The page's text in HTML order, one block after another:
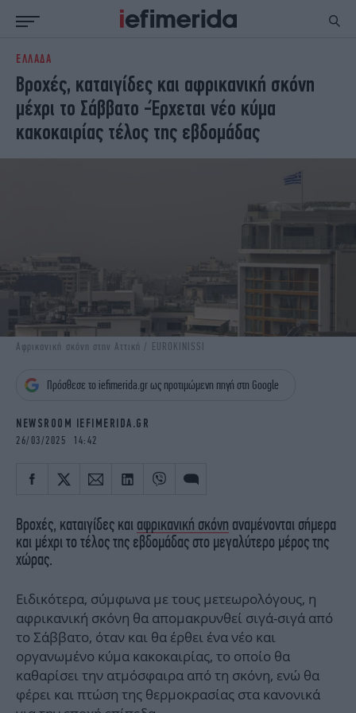
ΕΙΔΗΣΕΙΣ
NON PAPER
ΕΛΛΑΔΑ
ΟΙΚΟΝΟΜΙΑ
ΚΟΣΜΟΣ
ΠΟΛΙΤΙΣΜΟΣ
ΠΑΝΕΛΛΗΝΙΕΣ
ΖΩΗ
ΣΠΟΡ
ENGLISH EDITION
TRAVEL
DESIGN
ΟΛΥΜΠΙΑΚΟΙ ΑΓΩΝΕΣ
EURO
PODCAST
iAUTOKINITO
iOPINIONS
iGASTRONOMIE
OSCARS
THE OCEAN
ΕΛΛΑΔΑ
Βροχές, καταιγίδες και αφρικανική σκόνη
μέχρι το Σάββατο -Έρχεται νέο κύμα
κακοκαιρίας τέλος της εβδομάδας
Αφρικανική σκόνη στην Αττική / EUROKINISSI
Πρόσθεσε το iefimerida.gr ως προτιμώμενη πηγή στη Google
NEWSROOM IEFIMERIDA.GR
26/03/2025 14:42
Βροχές, καταιγίδες και αφρικανική σκόνη αναμένονται σήμερα
και μέχρι το τέλος της εβδομάδας στο μεγαλύτερο μέρος της
χώρας.
Ειδικότερα, σύμφωνα με τους μετεωρολόγους, η
αφρικανική σκόνη θα απομακρυνθεί σιγά-σιγά από
το Σάββατο, όταν και θα έρθει ένα νέο και
οργανωμένο κύμα κακοκαιρίας, το οποίο θα
καθαρίσει την ατμόσφαιρα από τη σκόνη, ενώ θα
φέρει και πτώση της θερμοκρασίας στα κανονικά